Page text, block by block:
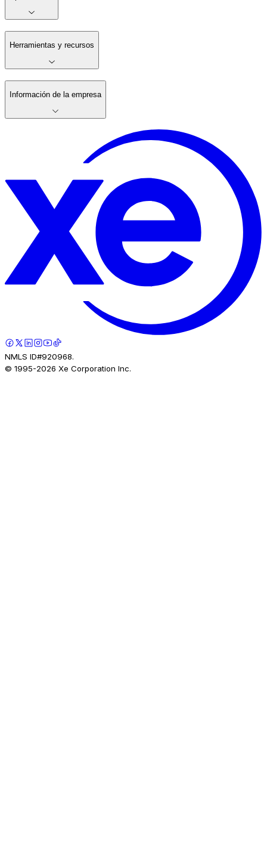
Herramientas y recursos
Información de la empresa
NMLS ID#920968.
© 1995-2026 Xe Corporation Inc.